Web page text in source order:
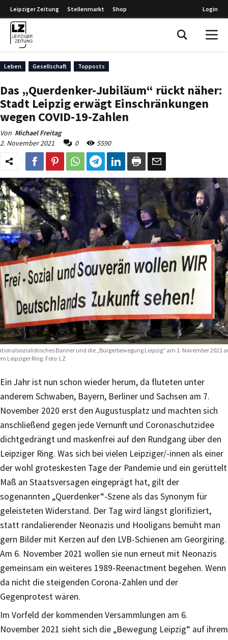
Leipziger Zeitung Stellenmarkt Shop Login
Leben Gesellschaft Topposts
Das „Querdenker-Jubiläum“ rückt näher:
Stadt Leipzig erwägt Einschränkungen
wegen COVID-19-Zahlen
Von Michael Freitag
2. November 2021
0 5590
Banner und die „Bürgerbewegung Leipzig“ am 1. November 2021
Leipziger Ring. Foto: LZ
Ein Jahr ist nun schon wieder herum, da fluteten unter
anderem Schwaben, Bayern, Berliner und Sachsen am 7.
November 2020 erst den Augustusplatz und machten sich
anschließend gegen jede Vernunft und Coronaschutzidee
dichtgedrängt und maskenfrei auf den Rundgang über den
Leipziger Ring. Was sich bei vielen Leipziger/-innen als einer
der wohl groteskesten Tage der Pandemie und ein gerüttelt
Maß an Staatsversagen eingeprägt hat, gilt der
sogenannten „Querdenker“-Szene als das Synonym für
geleisteten Widerstand. Der Tag wird längst glorifiziert,
statt randalierender Neonazis und Hooligans bemüht man
gern Bilder mit Kerzen auf den LVB-Schienen am Georgiring.
Am 6. November 2021 wollen sie nun erneut mit Neonazis
gemeinsam ein weiteres 1989-Reenactment begehen. Wenn
da nicht die steigenden Corona-Zahlen und der
Gegenprotest wären.
Im Vorfeld der kommenden Versammlungen am 6.
November 2021 sieht sich die „Bewegung Leipzig“ auf ihrem